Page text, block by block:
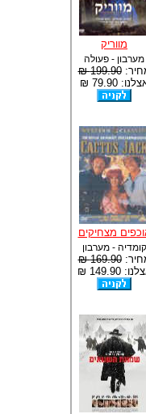
מווריק
מערבון - פעולה
199.90 ₪
79.90 ₪
מצחיקים
קומדיה - מערבון
169.90 ₪
149.90 ₪